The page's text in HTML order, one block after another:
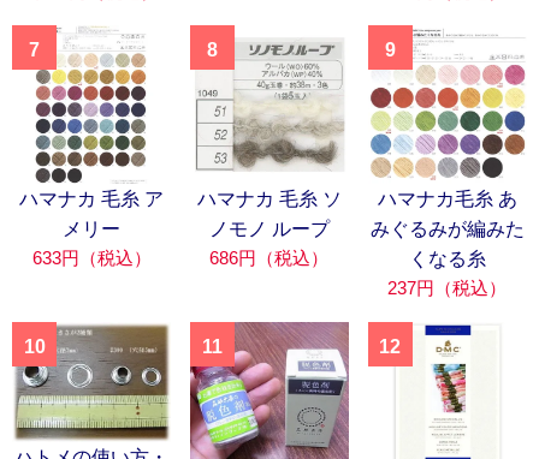
7
ハマナカ 毛糸 ア
メリー
633円（税込）
8
ハマナカ 毛糸 ソ
ノモノ ループ
686円（税込）
9
ハマナカ毛糸 あ
みぐるみが編みた
くなる糸
237円（税込）
10 11 12